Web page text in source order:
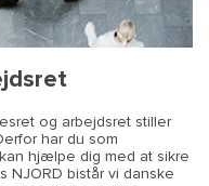
og arbejdsret stiller
har du som
hjælpe dig med at sikre
NJORD bistår vi danske